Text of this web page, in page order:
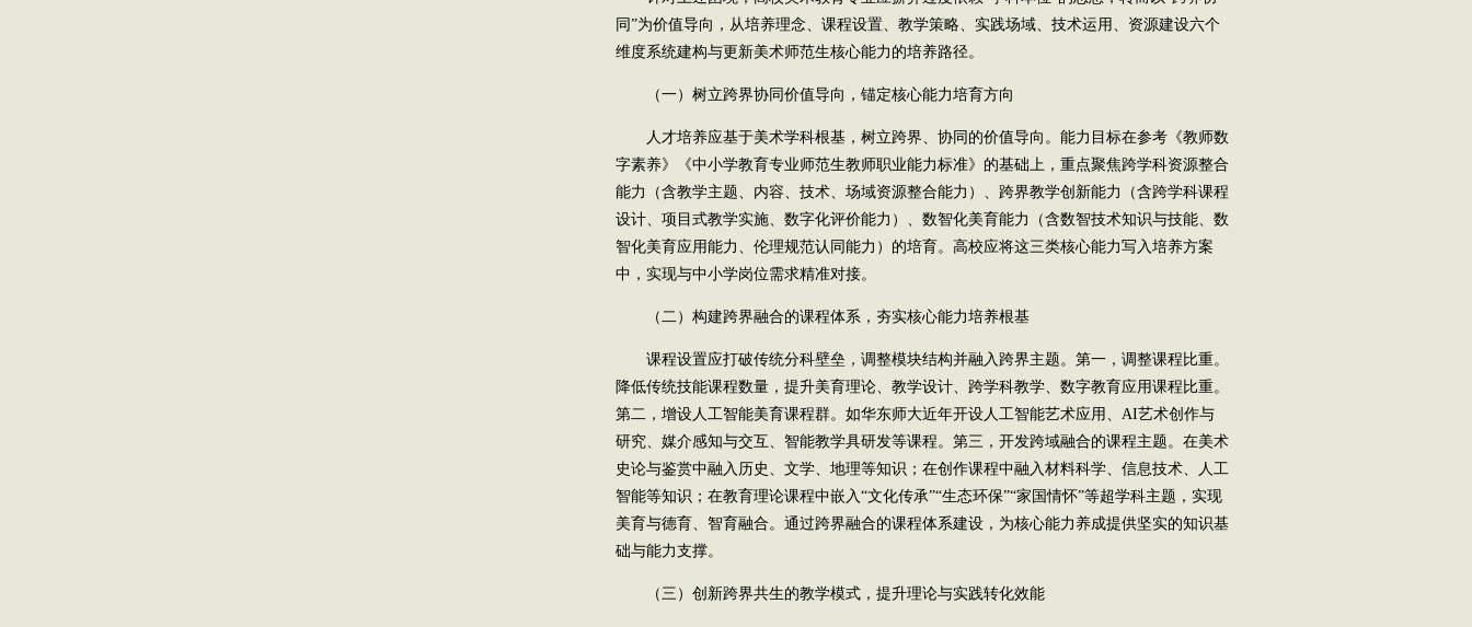
同”为价值导向，从培养理念、课程设置、教学策略、实践场域、技术运用、资源建设六个
维度系统建构与更新美术师范生核心能力的培养路径。
（一）树立跨界协同价值导向，锚定核心能力培育方向
人才培养应基于美术学科根基，树立跨界、协同的价值导向。能力目标在参考《教师数
字素养》《中小学教育专业师范生教师职业能力标准》的基础上，重点聚焦跨学科资源整合
能力（含教学主题、内容、技术、场域资源整合能力）、跨界教学创新能力（含跨学科课程
设计、项目式教学实施、数字化评价能力）、数智化美育能力（含数智技术知识与技能、数
智化美育应用能力、伦理规范认同能力）的培育。高校应将这三类核心能力写入培养方案
中，实现与中小学岗位需求精准对接。
（二）构建跨界融合的课程体系，夯实核心能力培养根基
课程设置应打破传统分科壁垒，调整模块结构并融入跨界主题。第一，调整课程比重。
降低传统技能课程数量，提升美育理论、教学设计、跨学科教学、数字教育应用课程比重。
第二，增设人工智能美育课程群。如华东师大近年开设人工智能艺术应用、AI艺术创作与
研究、媒介感知与交互、智能教学具研发等课程。第三，开发跨域融合的课程主题。在美术
史论与鉴赏中融入历史、文学、地理等知识；在创作课程中融入材料科学、信息技术、人工
智能等知识；在教育理论课程中嵌入“文化传承”“生态环保”“家国情怀”等超学科主题，实现
美育与德育、智育融合。通过跨界融合的课程体系建设，为核心能力养成提供坚实的知识基
础与能力支撑。
（三）创新跨界共生的教学模式，提升理论与实践转化效能